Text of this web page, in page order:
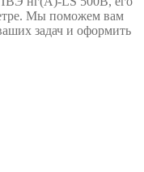
Мы поможем вам
задач и оформить